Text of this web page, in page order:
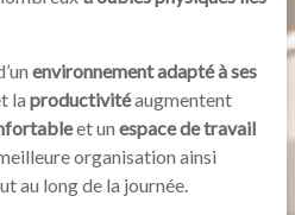
environnement adapté à ses
la productivitéaugmentent
et un espace de travail
organisation ainsi
au long de la journée.